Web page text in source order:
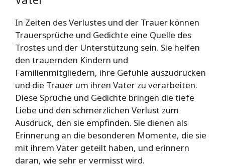
In Zeiten des Verlustes und der Trauer können
Trauersprüche und Gedichte eine Quelle des
Trostes und der Unterstützung sein. Sie helfen
den trauernden Kindern und
Familienmitgliedern, ihre Gefühle auszudrücken
und die Trauer um ihren Vater zu verarbeiten.
Diese Sprüche und Gedichte bringen die tiefe
Liebe und den schmerzlichen Verlust zum
Ausdruck, den sie empfinden. Sie dienen als
Erinnerung an die besonderen Momente, die sie
mit ihrem Vater geteilt haben, und erinnern
daran, wie sehr er vermisst wird.